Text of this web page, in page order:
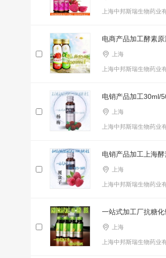
上海中邦斯瑞生物药业
电商产品加工酵素
上海
上海中邦斯瑞生物药业
电销产品加工30ml/
上海
上海中邦斯瑞生物药业
电销产品加工上海
上海
上海中邦斯瑞生物药业
一站式加工厂抗糖
上海
上海中邦斯瑞生物药业